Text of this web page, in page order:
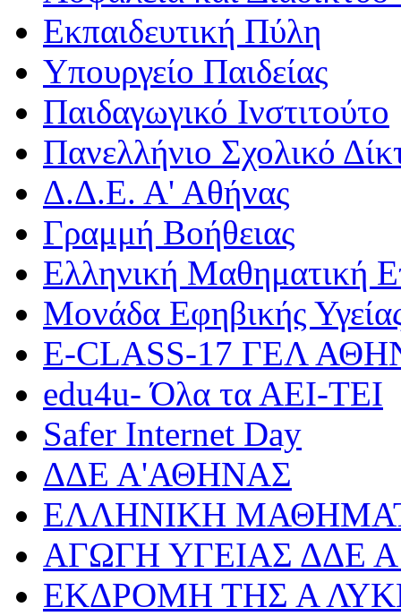
Εκπαιδευτική Πύλη
Υπουργείο Παιδείας
Παιδαγωγικό Ινστιτούτο
Πανελλήνιο Σχολικό
Δ.Δ.Ε. Α' Αθήνας
Γραμμή Βοήθειας
Ελληνική Μαθηματική
Μονάδα Εφηβικής
Ε-CLASS-17 ΓΕΛ
edu4u- Όλα τα ΑΕΙ-ΤΕΙ
Safer Internet Day
ΔΔΕ Α'ΑΘΗΝΑΣ
ΕΛΛΗΝΙΚΗ
ΑΓΩΓΗ ΥΓΕΙΑΣ ΔΔΕ
ΕΚΔΡΟΜΗ ΤΗΣ Α